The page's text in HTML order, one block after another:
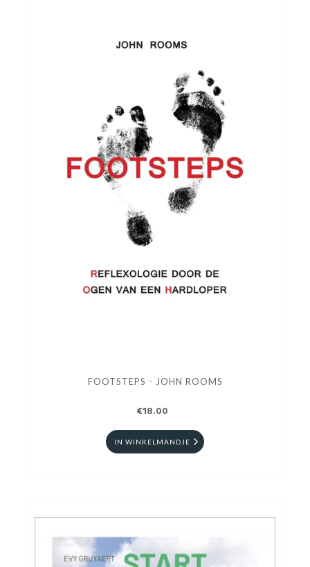
Laatste stuks
FOOTSTEPS - JOHN ROOMS
€18.00
IN WINKELMANDJE